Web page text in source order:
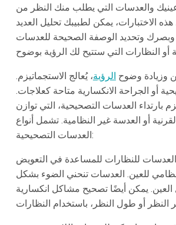
والعدسات التي يطلب منك النظر من
الاختبارات، يمكن لطبيبك تحليل العديد
وتحديد الوصفة الصحيحة للعدسات
وزيادة وضوح الرؤية، يُعالج الاستجماتيزم.
أو الجراحة الانكسارية متاحة كعلاجات.
بارتداء العدسات التصحيحية، التي توازن
أو العدسة غير النظامية. تشمل أنواع
العدسات التصحيحية:
للنظارات للمساعدة في التعويض
للعين. العدسات تنحني الضوء بشكل
يمكن أيضًا تصحيح مشاكل انكسارية